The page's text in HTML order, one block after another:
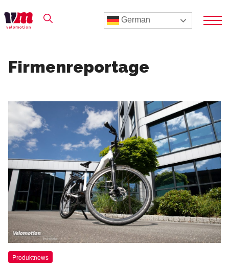
German
Firmenreportage
Produktnews